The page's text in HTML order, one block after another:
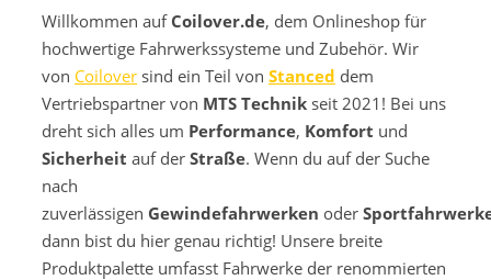
Willkommen auf Coilover.de, dem Onlineshop für
hochwertige Fahrwerkssysteme und Zubehör. Wir
von Coilover sind ein Teil von Stanced dem
Vertriebspartner von MTS Technik seit 2021! Bei uns
dreht sich alles um Performance, Komfort und
Sicherheit auf der Straße. Wenn du auf der Suche
nach
zuverlässigen Gewindefahrwerken oder
dann bist du hier genau richtig! Unsere breite
Produktpalette umfasst Fahrwerke der renommierten